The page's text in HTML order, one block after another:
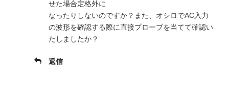
せた場合定格外に
なったりしないのですか？また、オシロでAC入力
の波形を確認する際に直接プローブを当てて確認い
たしましたか？
返信